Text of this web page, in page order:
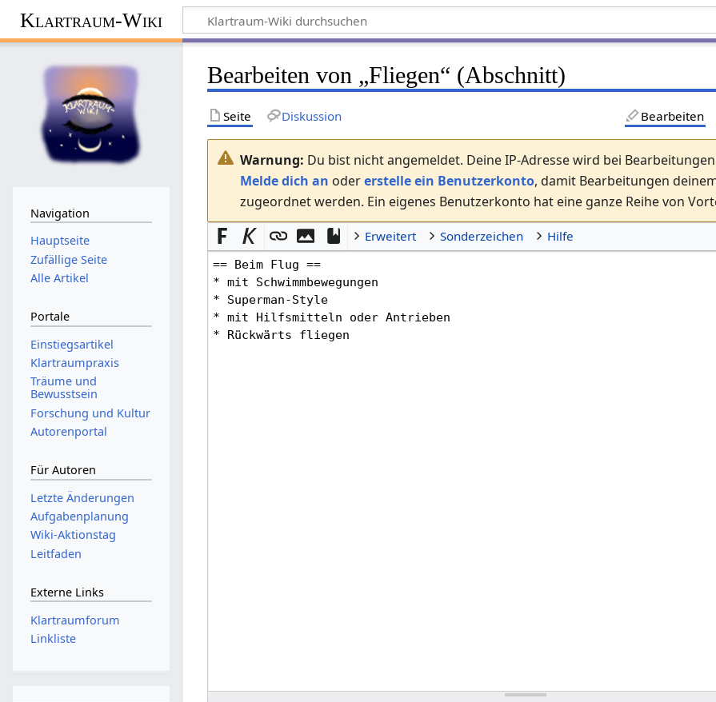
Klartraum-Wiki
Bearbeiten von „Fliegen“ (Abschnitt)
Seite Diskussion Bearbeiten
Warnung: Du bist nicht angemeldet. Deine IP-Adresse wird bei
Melde dich an odererstelle ein Benutzerkonto, damit Bearbeitungen
zugeordnet werden. Ein eigenes Benutzerkonto hat eine ganze Reihe von
Erweitert Sonderzeichen Hilfe
Navigation
Hauptseite
Zufällige Seite
Alle Artikel
Portale
Einstiegsartikel
Klartraumpraxis
Träume und
Bewusstsein
Forschung und Kultur
Autorenportal
Für Autoren
Letzte Änderungen
Aufgabenplanung
Wiki-Aktionstag
Leitfaden
Externe Links
Klartraumforum
Linkliste